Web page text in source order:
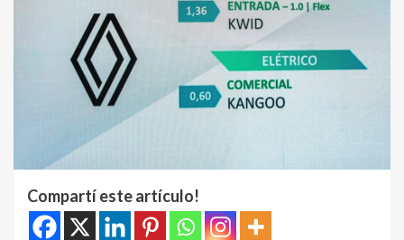
Compartí este artículo!